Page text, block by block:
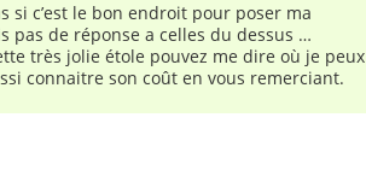
si c’est le bon endroit pour poser ma
pas de réponse a celles du dessus …
très jolie étole pouvez me dire où je peux
connaitre son coût en vous remerciant.